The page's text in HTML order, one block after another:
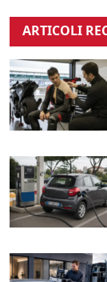
ARTICOLI